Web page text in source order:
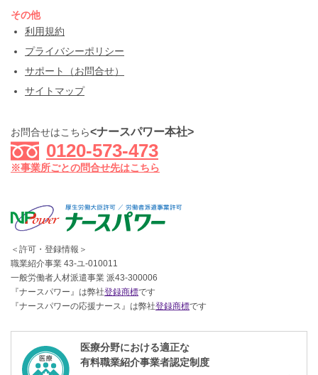
その他
利用規約
プライバシーポリシー
サポート（お問合せ）
サイトマップ
お問合せはこちら<ナースパワー本社>
0120-573-473
※事業所ごとの問合せ先はこちら
＜許可・登録情報＞
職業紹介事業 43-ユ-010011
一般労働者人材派遣事業 派43-300006
『ナースパワー』は弊社登録商標です
『ナースパワーの応援ナース』は弊社登録商標です
医療分野における適正な
有料職業紹介事業者認定制度